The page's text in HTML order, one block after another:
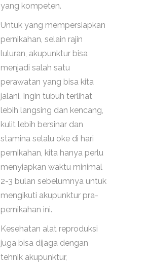
yang kompeten.
Untuk yang mempersiapkan
pernikahan, selain rajin
luluran, akupunktur bisa
menjadi salah satu
perawatan yang bisa kita
jalani. Ingin tubuh terlihat
lebih langsing dan kencang,
kulit lebih bersinar dan
stamina selalu oke di hari
pernikahan, kita hanya perlu
menyiapkan waktu minimal
2-3 bulan sebelumnya untuk
mengikuti akupunktur pra-
pernikahan ini.
Kesehatan alat reproduksi
juga bisa dijaga dengan
tehnik akupunktur,